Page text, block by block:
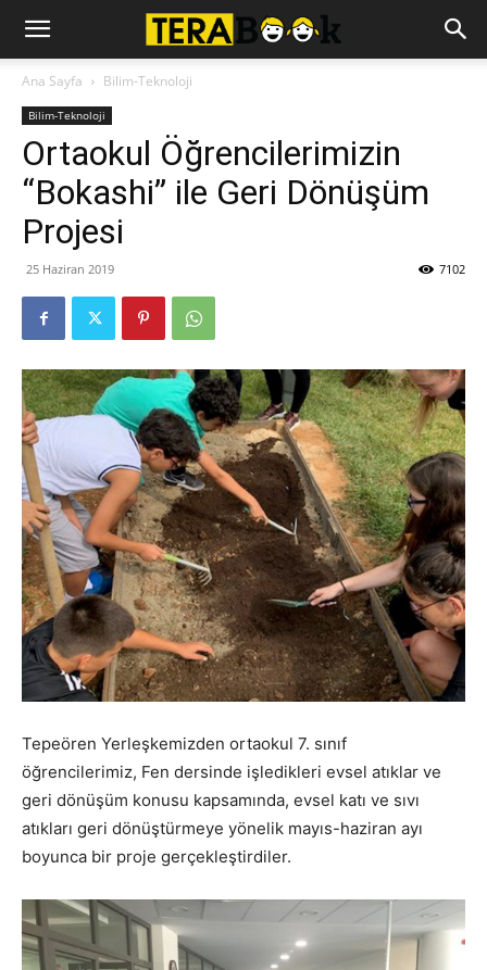
Ana Sayfa Bilim-Teknoloji
Bilim-Teknoloji
Ortaokul Öğrencilerimizin
“Bokashi” ile Geri Dönüşüm
Projesi
25 Haziran 2019 7102
Tepeören Yerleşkemizden ortaokul 7. sınıf
öğrencilerimiz, Fen dersinde işledikleri evsel atıklar ve
geri dönüşüm konusu kapsamında, evsel katı ve sıvı
atıkları geri dönüştürmeye yönelik mayıs-haziran ayı
boyunca bir proje gerçekleştirdiler.